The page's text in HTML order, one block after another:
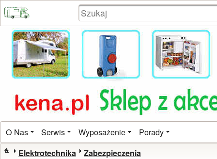
O Nas Serwis Wyposażenie Porady
Elektrotechnika Zabezpieczenia